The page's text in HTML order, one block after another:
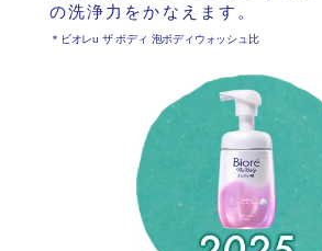
の洗浄力をかなえます。
＊ビオレu ザ ボディ 泡ボディウォッシュ比